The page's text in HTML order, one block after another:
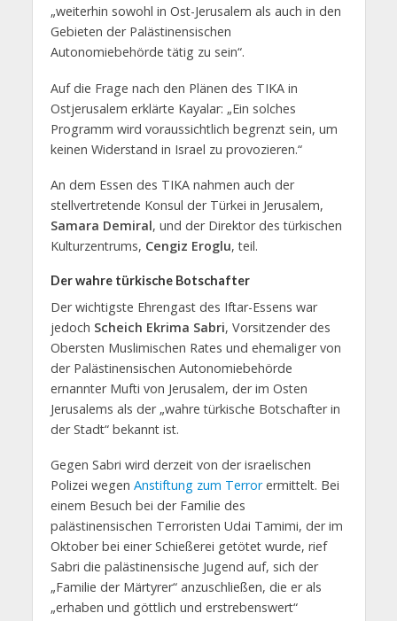
„weiterhin sowohl in Ost-Jerusalem als auch in den
Gebieten der Palästinensischen
Autonomiebehörde tätig zu sein“.
Auf die Frage nach den Plänen des TIKA in
Ostjerusalem erklärte Kayalar: „Ein solches
Programm wird voraussichtlich begrenzt sein, um
keinen Widerstand in Israel zu provozieren.“
An dem Essen des TIKA nahmen auch der
stellvertretende Konsul der Türkei in Jerusalem,
Samara Demiral, und der Direktor des türkischen
Kulturzentrums, Cengiz Eroglu, teil.
Der wahre türkische Botschafter
Der wichtigste Ehrengast des Iftar-Essens war
jedoch Scheich Ekrima Sabri, Vorsitzender des
Obersten Muslimischen Rates und ehemaliger von
der Palästinensischen Autonomiebehörde
ernannter Mufti von Jerusalem, der im Osten
Jerusalems als der „wahre türkische Botschafter in
der Stadt“ bekannt ist.
Gegen Sabri wird derzeit von der israelischen
Polizei wegen Anstiftung zum Terrorermittelt. Bei
einem Besuch bei der Familie des
palästinensischen Terroristen Udai Tamimi, der im
Oktober bei einer Schießerei getötet wurde, rief
Sabri die palästinensische Jugend auf, sich der
„Familie der Märtyrer“ anzuschließen, die er als
„erhaben und göttlich und erstrebenswert“